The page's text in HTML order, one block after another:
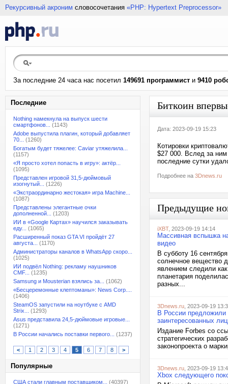
Рекурсивный акроним словосочетания «PHP: Hypertext Preprocessor»
За последние 24 часа нас посетил 149691 программист и 9410
Последние
Nothing намекнула на выпуск шести
смартфонов...
(1143)
Adobe выпустила плагин, который добавляет
70...
(1260)
Богатым будет тяжелее: Caviar утяжелила...
(1157)
«Я просто хотел попасть в игру»: актёр...
(1095)
Представлен игровой 31,5-дюймовый
изогнутый...
(1226)
«Экстраординарно жестокая» игра Machine...
(1087)
Представлены элегантные очки
дополненной...
(1203)
ИИ в «Google Картах» научился заказывать
еду...
(1065)
Расширенный показ GTA VI пройдёт 27
августа...
(1170)
Администраторы каналов в WhatsApp скоро...
(1025)
ИИ подвёл Nothing: рекламу наушников
CMF...
(1235)
Samsung и Mousterian взялись за...
(1062)
«Бесцеремонные клептоманы»: News Corp....
(1406)
SteamOS запустили на ноутбуке с AMD
Strix...
(1293)
Asus представила 24,5-дюймовые игровые...
(1271)
В России начались поставки первого...
(1237)
< 1 2 3 4 5 6 7 8 >
Популярные
США стали главным поставщиком...
(40397)
Биткоин
Дата: 2023-09-19 15:23
Котировки
$27 000. Вслед за
последние сутки
Подробнее на 3Dnews.ru
Предыдущие
iXBT, 2023-09-19 14:14
Массивная вспышка
видео
В субботу 16
солнечное вещество
явлением следили
планетария
разных...
3Dnews.ru , 2023-09-19
В России предложили
заинтересованных
Издание Forbes со
стратегических
законопроекта о
3Dnews.ru , 2023-09-19
Xbox следующего